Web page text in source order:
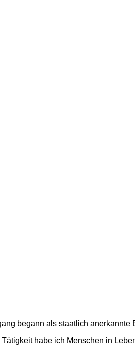
begann als staatlich
habe ich Menschen in